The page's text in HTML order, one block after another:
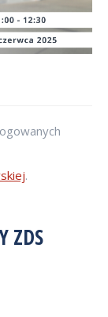
.
ZDS